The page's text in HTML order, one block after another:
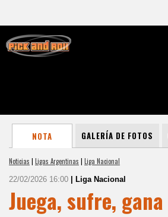
NOTA GALERÍA DE FOTOS
Noticias | Ligas Argentinas | Liga Nacional
22/02/2026 16:00 | Liga Nacional
Juega, sufre, gana